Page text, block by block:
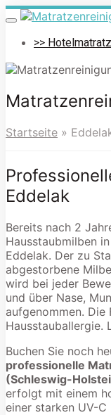
Skip
to
main
Toggle
navigation
>>
Startseite »
Eddelak
Bereits nach 2
Hausstaubmilben
Eddelak. Der zu
abgestorbene
wird bei jeder
und über Nase,
aufgenommen.
Hausstauballergie.
Buchen Sie noch
professionelle
(Schleswig-
erfolgt mit einem
einer starken UV-C